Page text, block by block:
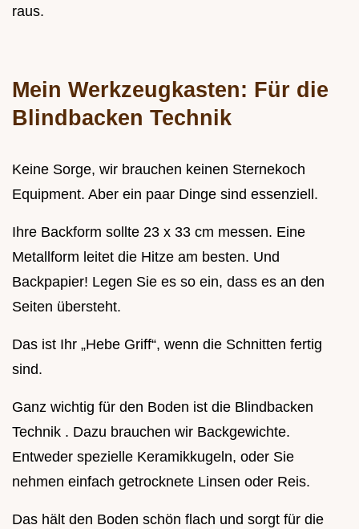
raus.
Mein Werkzeugkasten: Für die
Blindbacken Technik
Keine Sorge, wir brauchen keinen Sternekoch
Equipment. Aber ein paar Dinge sind essenziell.
Ihre Backform sollte 23 x 33 cm messen. Eine
Metallform leitet die Hitze am besten. Und
Backpapier! Legen Sie es so ein, dass es an den
Seiten übersteht.
Das ist Ihr „Hebe Griff“, wenn die Schnitten fertig
sind.
Ganz wichtig für den Boden ist die Blindbacken
Technik . Dazu brauchen wir Backgewichte.
Entweder spezielle Keramikkugeln, oder Sie
nehmen einfach getrocknete Linsen oder Reis.
Das hält den Boden schön flach und sorgt für die